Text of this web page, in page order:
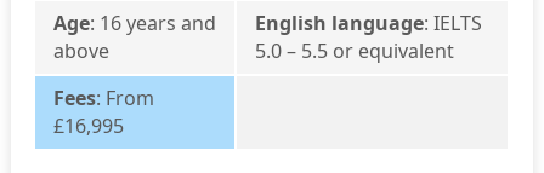
Age: 16 years and
above
English language: IELTS
5.0 – 5.5 or equivalent
Fees: From
£16,995